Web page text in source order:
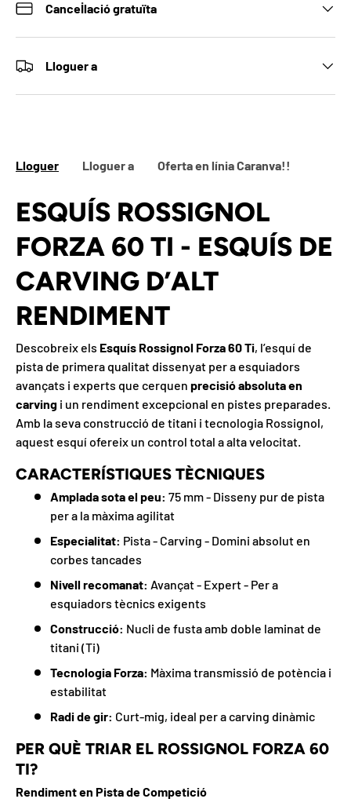
Cancel·lació gratuïta
Lloguer a
Lloguer Lloguer a Oferta en línia Caranva!!
ESQUÍS ROSSIGNOL
FORZA 60 TI - ESQUÍS DE
CARVING D’ALT
RENDIMENT
Descobreix els Esquís Rossignol Forza 60 Ti, l’esquí de
pista de primera qualitat dissenyat per a esquiadors
avançats i experts que cerquen precisió absoluta en
carving i un rendiment excepcional en pistes preparades.
Amb la seva construcció de titani i tecnologia Rossignol,
aquest esquí ofereix un control total a alta velocitat.
CARACTERÍSTIQUES TÈCNIQUES
Amplada sota el peu: 75 mm - Disseny pur de pista
per a la màxima agilitat
Especialitat: Pista - Carving - Domini absolut en
corbes tancades
Nivell recomanat: Avançat - Expert - Per a
esquiadors tècnics exigents
Construcció: Nucli de fusta amb doble laminat de
titani (Ti)
Tecnologia Forza: Màxima transmissió de potència i
estabilitat
Radi de gir: Curt-mig, ideal per a carving dinàmic
PER QUÈ TRIAR EL ROSSIGNOL FORZA 60
TI?
Rendiment en Pista de Competició